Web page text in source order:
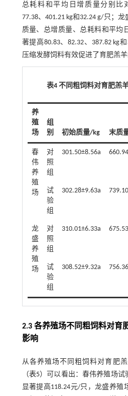
总耗料和平均日增质量分别比
77.38、401.21 kg和32.24 g/只；
质量、总增质量、总耗料和平均
著提高80.83、82.32、387.82 kg
压缩发酵饲料有效促进了育肥羔羊
表4 不同粗饲料对育肥羔
养
殖
场
组
别
初始质量/kg 末质
春
伟
养
殖
场
对
照
组
301.50±8.56a
试
验
组
302.28±9.63a
龙
盛
养
殖
场
对
照
组
310.01±6.33a
试
验
组
308.52±9.32a
2.3 各养殖场不同粗饲料对育
影响
从各养殖场不同粗饲料对育肥
（表5）可以看出：春伟养殖场试
显著提高118.24元/只，龙盛养殖